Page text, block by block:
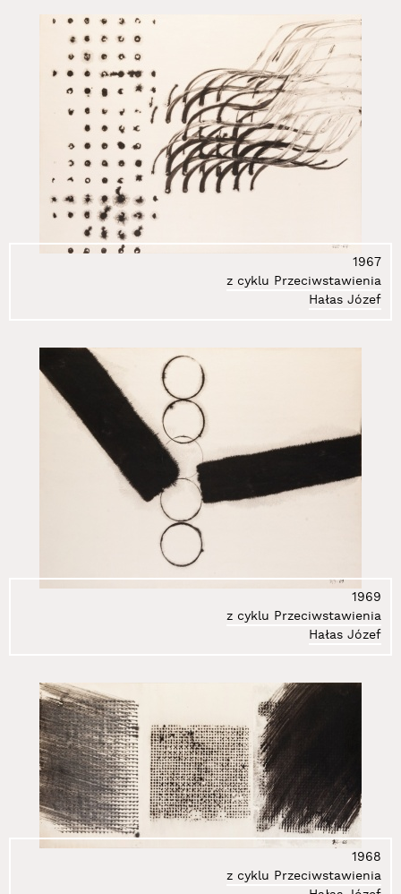
1967
z cyklu Przeciwstawienia
Hałas Józef
1969
z cyklu Przeciwstawienia
Hałas Józef
1968
z cyklu Przeciwstawienia